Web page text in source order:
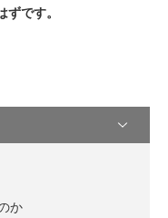
です。
か